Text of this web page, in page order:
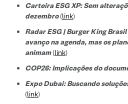
Carteira ESG XP: Sem
dezembro(link)
Radar ESG | Burger King
avanço na agenda, mas os
animam(link)
COP26: Implicações do
Expo Dubai: Buscando
(link)